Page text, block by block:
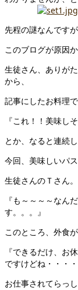
先程の謎なんですが
このブログが原因
生徒さん、ありが
から、
記事にしたお料理で
『これ！！美味し
とか、なると連続
今回、美味しいパ
生徒さんのＴさん。
『も～～～～なん
す。。。』
このところ、外食
『できるだけ、お
ですけどね・・・・
お仕事されてらっ